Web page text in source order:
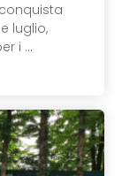
luglio,
i ...